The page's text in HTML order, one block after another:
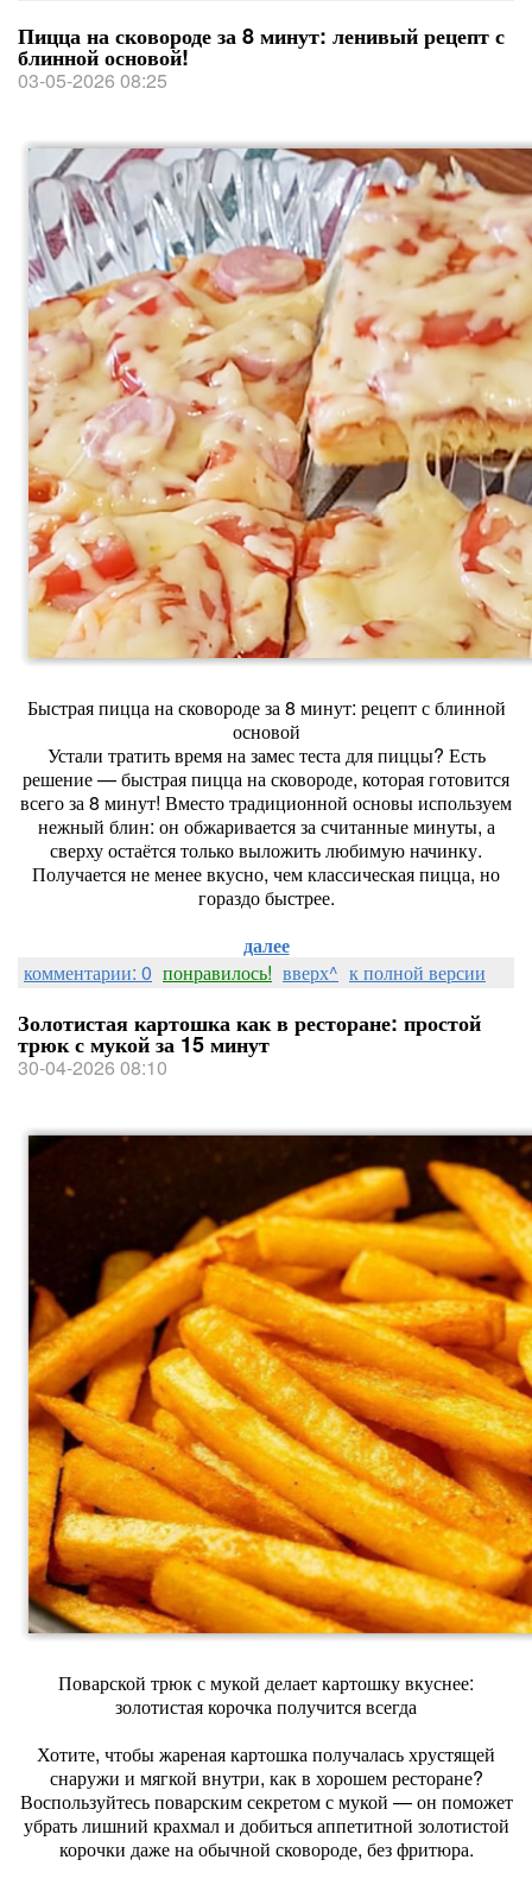
Пицца на сковороде за 8 минут: ленивый рецепт с
блинной основой!
03-05-2026 08:25
Быстрая пицца на сковороде за 8 минут: рецепт с блинной
основой
Устали тратить время на замес теста для пиццы? Есть
решение — быстрая пицца на сковороде, которая готовится
всего за 8 минут! Вместо традиционной основы используем
нежный блин: он обжаривается за считанные минуты, а
сверху остаётся только выложить любимую начинку.
Получается не менее вкусно, чем классическая пицца, но
гораздо быстрее.
далее
комментарии: 0 понравилось! вверх^ к полной версии
Золотистая картошка как в ресторане: простой
трюк с мукой за 15 минут
30-04-2026 08:10
Поварской трюк с мукой делает картошку вкуснее:
золотистая корочка получится всегда
Хотите, чтобы жареная картошка получалась хрустящей
снаружи и мягкой внутри, как в хорошем ресторане?
Воспользуйтесь поварским секретом с мукой — он поможет
убрать лишний крахмал и добиться аппетитной золотистой
корочки даже на обычной сковороде, без фритюра.